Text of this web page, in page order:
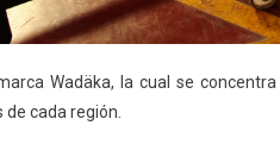
Wadäka, la cual se
cada región.